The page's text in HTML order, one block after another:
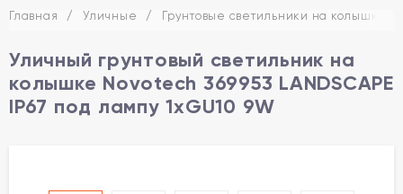
Главная / Уличные / Грунтовые светильники на колышках
Уличный грунтовый светильник на
колышке Novotech 369953 LANDSCAPE
IP67 под лампу 1xGU10 9W